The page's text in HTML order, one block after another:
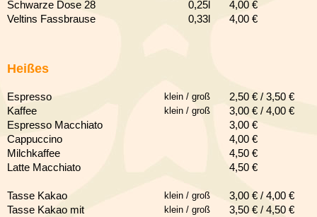
Lage und Reservierungen
Schwarze Dose 28
0,25l
4,00 €
Veltins Fassbrause
0,33l 4,00 €
Heißes
Espresso klein / groß 2,50 € / 3,50 €
Kaffee
klein / groß
3,00 € / 4,00 €
Espresso Macchiato
3,00 €
Cappuccino
4,00 €
Milchkaffee
4,50 €
Latte Macchiato
4,50 €
Tasse Kakao klein / groß
3,00 € / 4,00 €
Tasse Kakao mit
klein / groß 3,50 € / 4,50 €